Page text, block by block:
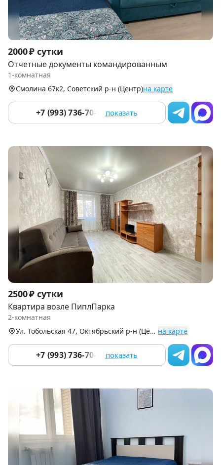
Item
1
of
9
2000 ₽ сутки
Отчетные документы командированным
1-комнатная
Смолина 67к2, Советский р-н (Центр)на карте
+7 (993) 736-70-16 показать
Item
1
of
2500 ₽ сутки
Квартира возле ПиплПарка
2-комнатная
Ул. Тобольская 47, Октябрьский р-н (Центр) на карте
+7 (993) 736-70-16 показать